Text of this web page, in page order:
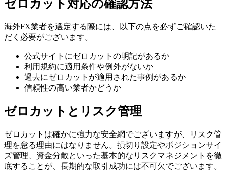
ゼロカット対応の確認方法
海外FX業者を選定する際には、以下の点を必ずご確認いた
だく必要がございます。
公式サイトにゼロカットの明記があるか
利用規約に適用条件や例外がないか
過去にゼロカットが適用された事例があるか
信頼性の高い業者かどうか
ゼロカットとリスク管理
ゼロカットは確かに強力な安全網でございますが、リスク管
理を怠る理由にはなりません。損切り設定やポジションサイ
ズ管理、資金分散といった基本的なリスクマネジメントを徹
底することが、長期的な取引成功には不可欠でございます。